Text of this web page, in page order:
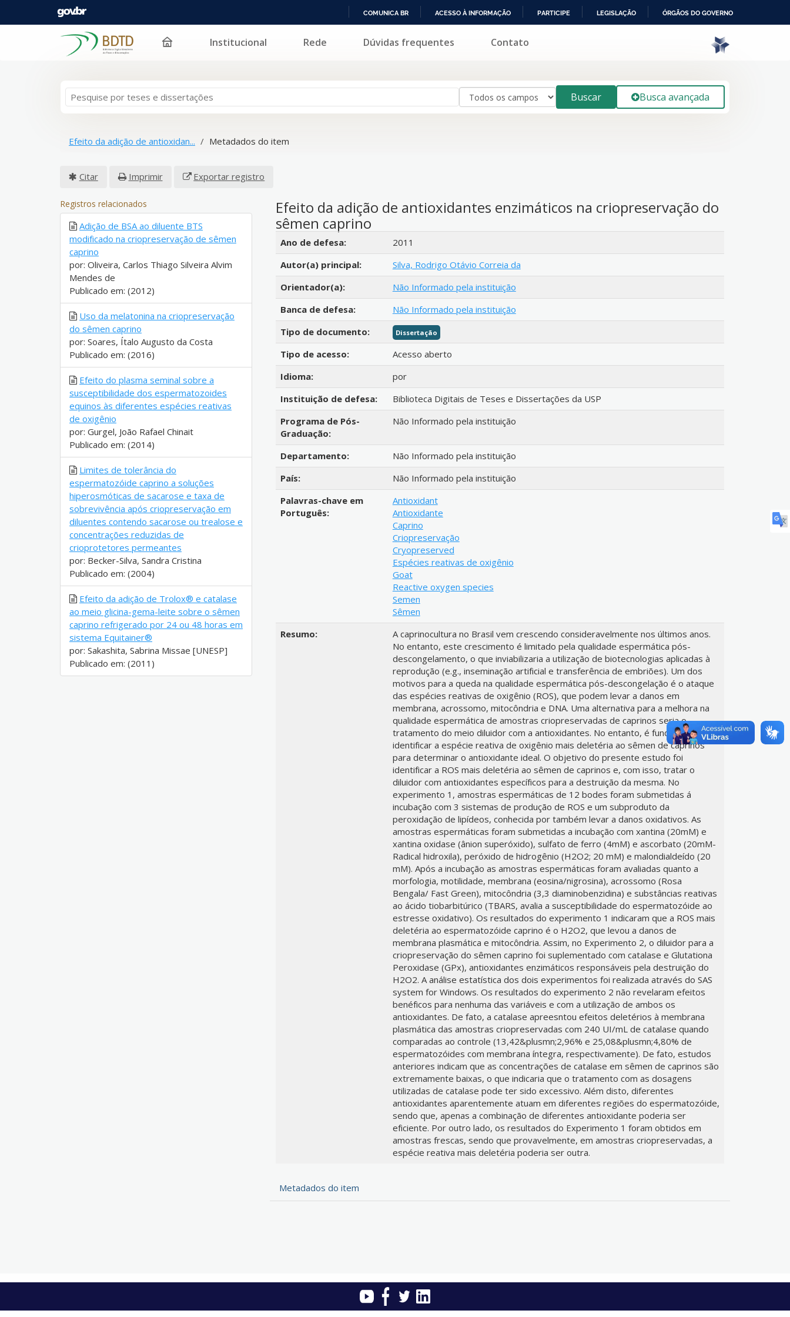
PARA
COMUNICA BR ACESSO À INFORMAÇÃO PARTICIPE LEGISLAÇÃO ÓRGÃOS DO GOVERNO
Pular para o conteúdo Institucional Rede Dúvidas frequentes Contato
Buscar Busca avançada
Efeito da adição de antioxidan... Metadados do item
Citar Imprimir Exportar registro
Efeito da adição de antioxidantes enzimáticos na criopreservação do
sêmen caprino
Detalhes bibliográficos
Ano de defesa:
2011
Autor(a) principal:
Silva, Rodrigo Otávio Correia da
Orientador(a):
Não Informado pela instituição
Banca de defesa:
Não Informado pela instituição
Tipo de documento:
Dissertação
Tipo de acesso:
Acesso aberto
Idioma:
por
Instituição de defesa:
Biblioteca Digitais de Teses e Dissertações da USP
Programa de Pós-
Graduação:
Não Informado pela instituição
Departamento:
Não Informado pela instituição
País:
Não Informado pela instituição
Palavras-chave em
Português:
Antioxidant
Antioxidante
Caprino
Criopreservação
Cryopreserved
Espécies reativas de oxigênio
Goat
Reactive oxygen species
Semen
Sêmen
Resumo:
A caprinocultura no Brasil vem crescendo consideravelmente nos últimos anos.
No entanto, este crescimento é limitado pela qualidade espermática pós-
descongelamento, o que inviabilizaria a utilização de biotecnologias aplicadas à
reprodução (e.g., inseminação artificial e transferência de embriões). Um dos
motivos para a queda na qualidade espermática pós-descongelação é o ataque
das espécies reativas de oxigênio (ROS), que podem levar a danos em
membrana, acrossomo, mitocôndria e DNA. Uma alternativa para a melhora na
qualidade espermática de amostras criopreservadas de caprinos seria o
tratamento do meio diluidor com a antioxidantes. No entanto, é fundamental
identificar a espécie reativa de oxigênio mais deletéria ao sêmen de caprinos
para determinar o antioxidante ideal. O objetivo do presente estudo foi
identificar a ROS mais deletéria ao sêmen de caprinos e, com isso, tratar o
diluidor com antioxidantes específicos para a destruição da mesma. No
experimento 1, amostras espermáticas de 12 bodes foram submetidas á
incubação com 3 sistemas de produção de ROS e um subproduto da
peroxidação de lipídeos, conhecida por também levar a danos oxidativos. As
amostras espermáticas foram submetidas a incubação com xantina (20mM) e
xantina oxidase (ânion superóxido), sulfato de ferro (4mM) e ascorbato (20mM-
Radical hidroxila), peróxido de hidrogênio (H2O2; 20 mM) e malondialdeído (20
mM). Após a incubação as amostras espermáticas foram avaliadas quanto a
morfologia, motilidade, membrana (eosina/nigrosina), acrossomo (Rosa
Bengala/ Fast Green), mitocôndria (3,3 diaminobenzidina) e substâncias reativas
ao ácido tiobarbitúrico (TBARS, avalia a susceptibilidade do espermatozóide ao
estresse oxidativo). Os resultados do experimento 1 indicaram que a ROS mais
deletéria ao espermatozóide caprino é o H2O2, que levou a danos de
membrana plasmática e mitocôndria. Assim, no Experimento 2, o diluidor para a
criopreservação do sêmen caprino foi suplementado com catalase e Glutationa
Peroxidase (GPx), antioxidantes enzimáticos responsáveis pela destruição do
H2O2. A análise estatística dos dois experimentos foi realizada através do SAS
system for Windows. Os resultados do experimento 2 não revelaram efeitos
benéficos para nenhuma das variáveis e com a utilização de ambos os
antioxidantes. De fato, a catalase apreesntou efeitos deletérios à membrana
plasmática das amostras criopreservadas com 240 UI/mL de catalase quando
comparadas ao controle (13,42&plusmn;2,96% e 25,08&plusmn;4,80% de
espermatozóides com membrana íntegra, respectivamente). De fato, estudos
anteriores indicam que as concentrações de catalase em sêmen de caprinos são
extremamente baixas, o que indicaria que o tratamento com as dosagens
utilizadas de catalase pode ter sido excessivo. Além disto, diferentes
antioxidantes aparentemente atuam em diferentes regiões do espermatozóide,
sendo que, apenas a combinação de diferentes antioxidante poderia ser
eficiente. Por outro lado, os resultados do Experimento 1 foram obtidos em
amostras frescas, sendo que provavelmente, em amostras criopreservadas, a
espécie reativa mais deletéria poderia ser outra.
Metadados do item
Registros relacionados
Adição de BSA ao diluente BTS
modificado na criopreservação de sêmen
caprino
por: Oliveira, Carlos Thiago Silveira Alvim
Mendes de
Publicado em: (2012)
Uso da melatonina na criopreservação
do sêmen caprino
por: Soares, Ítalo Augusto da Costa
Publicado em: (2016)
Efeito do plasma seminal sobre a
susceptibilidade dos espermatozoides
equinos às diferentes espécies reativas
de oxigênio
por: Gurgel, João Rafael Chinait
Publicado em: (2014)
Limites de tolerância do
espermatozóide caprino a soluções
hiperosmóticas de sacarose e taxa de
sobrevivência após criopreservação em
diluentes contendo sacarose ou trealose e
concentrações reduzidas de
crioprotetores permeantes
por: Becker-Silva, Sandra Cristina
Publicado em: (2004)
Efeito da adição de Trolox® e catalase
ao meio glicina-gema-leite sobre o sêmen
caprino refrigerado por 24 ou 48 horas em
sistema Equitainer®
por: Sakashita, Sabrina Missae [UNESP]
Publicado em: (2011)